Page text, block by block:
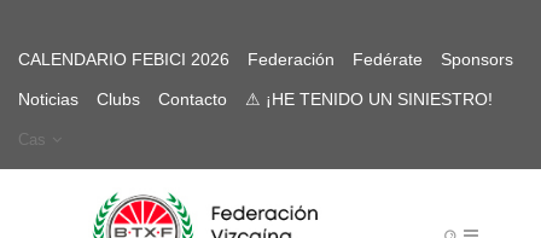
CALENDARIO FEBICI 2026 Federación Fedérate Sponsors
Noticias Clubs Contacto ⚠ ¡HE TENIDO UN SINIESTRO!
Cas